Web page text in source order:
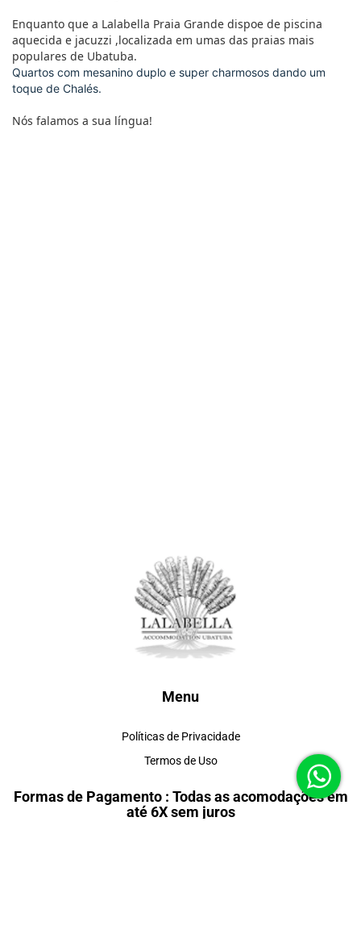
Enquanto que a Lalabella Praia Grande dispoe de piscina
aquecida e jacuzzi ,localizada em umas das praias mais
populares de Ubatuba.
Quartos com mesanino duplo e super charmosos dando um
toque de Chalés.
Nós falamos a sua língua!
Menu
Políticas de Privacidade
Termos de Uso
Formas de Pagamento : Todas as acomodações em
até 6X sem juros